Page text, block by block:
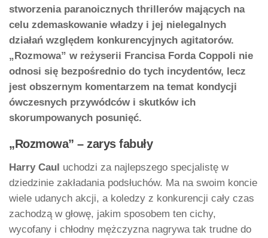
stworzenia paranoicznych thrillerów mających na
celu zdemaskowanie władzy i jej nielegalnych
działań względem konkurencyjnych agitatorów.
„Rozmowa” w reżyserii Francisa Forda Coppoli nie
odnosi się bezpośrednio do tych incydentów, lecz
jest obszernym komentarzem na temat kondycji
ówczesnych przywódców i skutków ich
skorumpowanych posunięć.
„Rozmowa” – zarys fabuły
Harry Caul uchodzi za najlepszego specjalistę w
dziedzinie zakładania podsłuchów. Ma na swoim koncie
wiele udanych akcji, a koledzy z konkurencji cały czas
zachodzą w głowę, jakim sposobem ten cichy,
wycofany i chłodny mężczyzna nagrywa tak trudne do